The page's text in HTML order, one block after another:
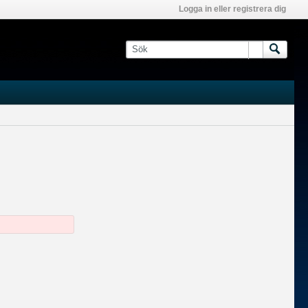
Logga in eller registrera dig